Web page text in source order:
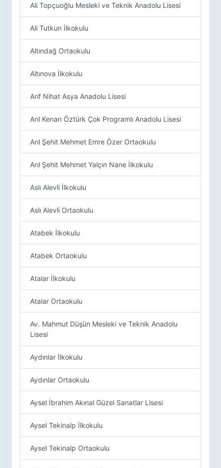
Ali Topçuoğlu Mesleki ve Teknik Anadolu Lisesi
Ali Tutkun İlkokulu
Altındağ Ortaokulu
Altınova İlkokulu
Arif Nihat Asya Anadolu Lisesi
Arıl Kenan Öztürk Çok Programlı Anadolu Lisesi
Arıl Şehit Mehmet Emre Özer Ortaokulu
Arıl Şehit Mehmet Yalçın Nane İlkokulu
Aslı Alevli İlkokulu
Aslı Alevli Ortaokulu
Atabek İlkokulu
Atabek Ortaokulu
Atalar İlkokulu
Atalar Ortaokulu
Av. Mahmut Düşün Mesleki ve Teknik Anadolu
Lisesi
Aydınlar İlkokulu
Aydınlar Ortaokulu
Aysel İbrahim Akınal Güzel Sanatlar Lisesi
Aysel Tekinalp İlkokulu
Aysel Tekinalp Ortaokulu